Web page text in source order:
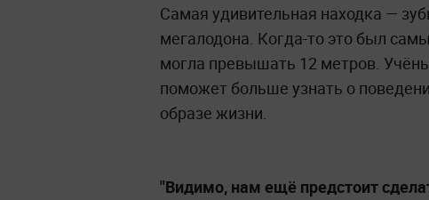
Самая удивительная находка —
мегалодона. Когда-то это был
могла превышать 12 метров.
поможет больше узнать о
образе жизни.
"Видимо, нам ещё предстоит